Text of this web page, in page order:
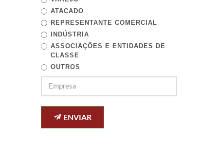
ATACADO
REPRESENTANTE COMERCIAL
INDÚSTRIA
ASSOCIAÇÕES E ENTIDADES DE
CLASSE
OUTROS
ENVIAR